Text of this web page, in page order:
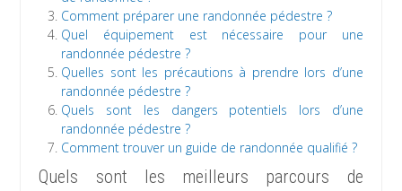
Comment préparer une randonnée pédestre ?
Quel équipement est nécessaire pour une
randonnée pédestre ?
Quelles sont les précautions à prendre lors d’une
randonnée pédestre ?
Quels sont les dangers potentiels lors d’une
randonnée pédestre ?
Comment trouver un guide de randonnée qualifié ?
Quels sont les meilleurs parcours de